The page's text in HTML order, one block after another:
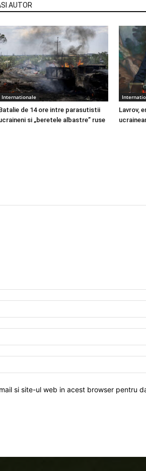
AUTOR
Internationale
de 14 ore intre parasutistii
si „beretele albastre” ruse
Lavrov,
si site-ul web in acest browser pentru